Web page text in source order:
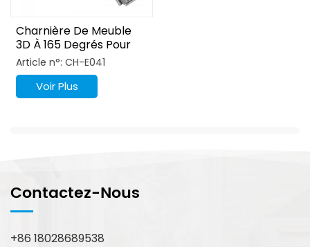
Charnière De Meuble
3D À 165 Degrés Pour
Cuisine, Chambre Et
Salon
Article n°: CH-E041
Voir Plus
Contactez-Nous
+86 18028689538